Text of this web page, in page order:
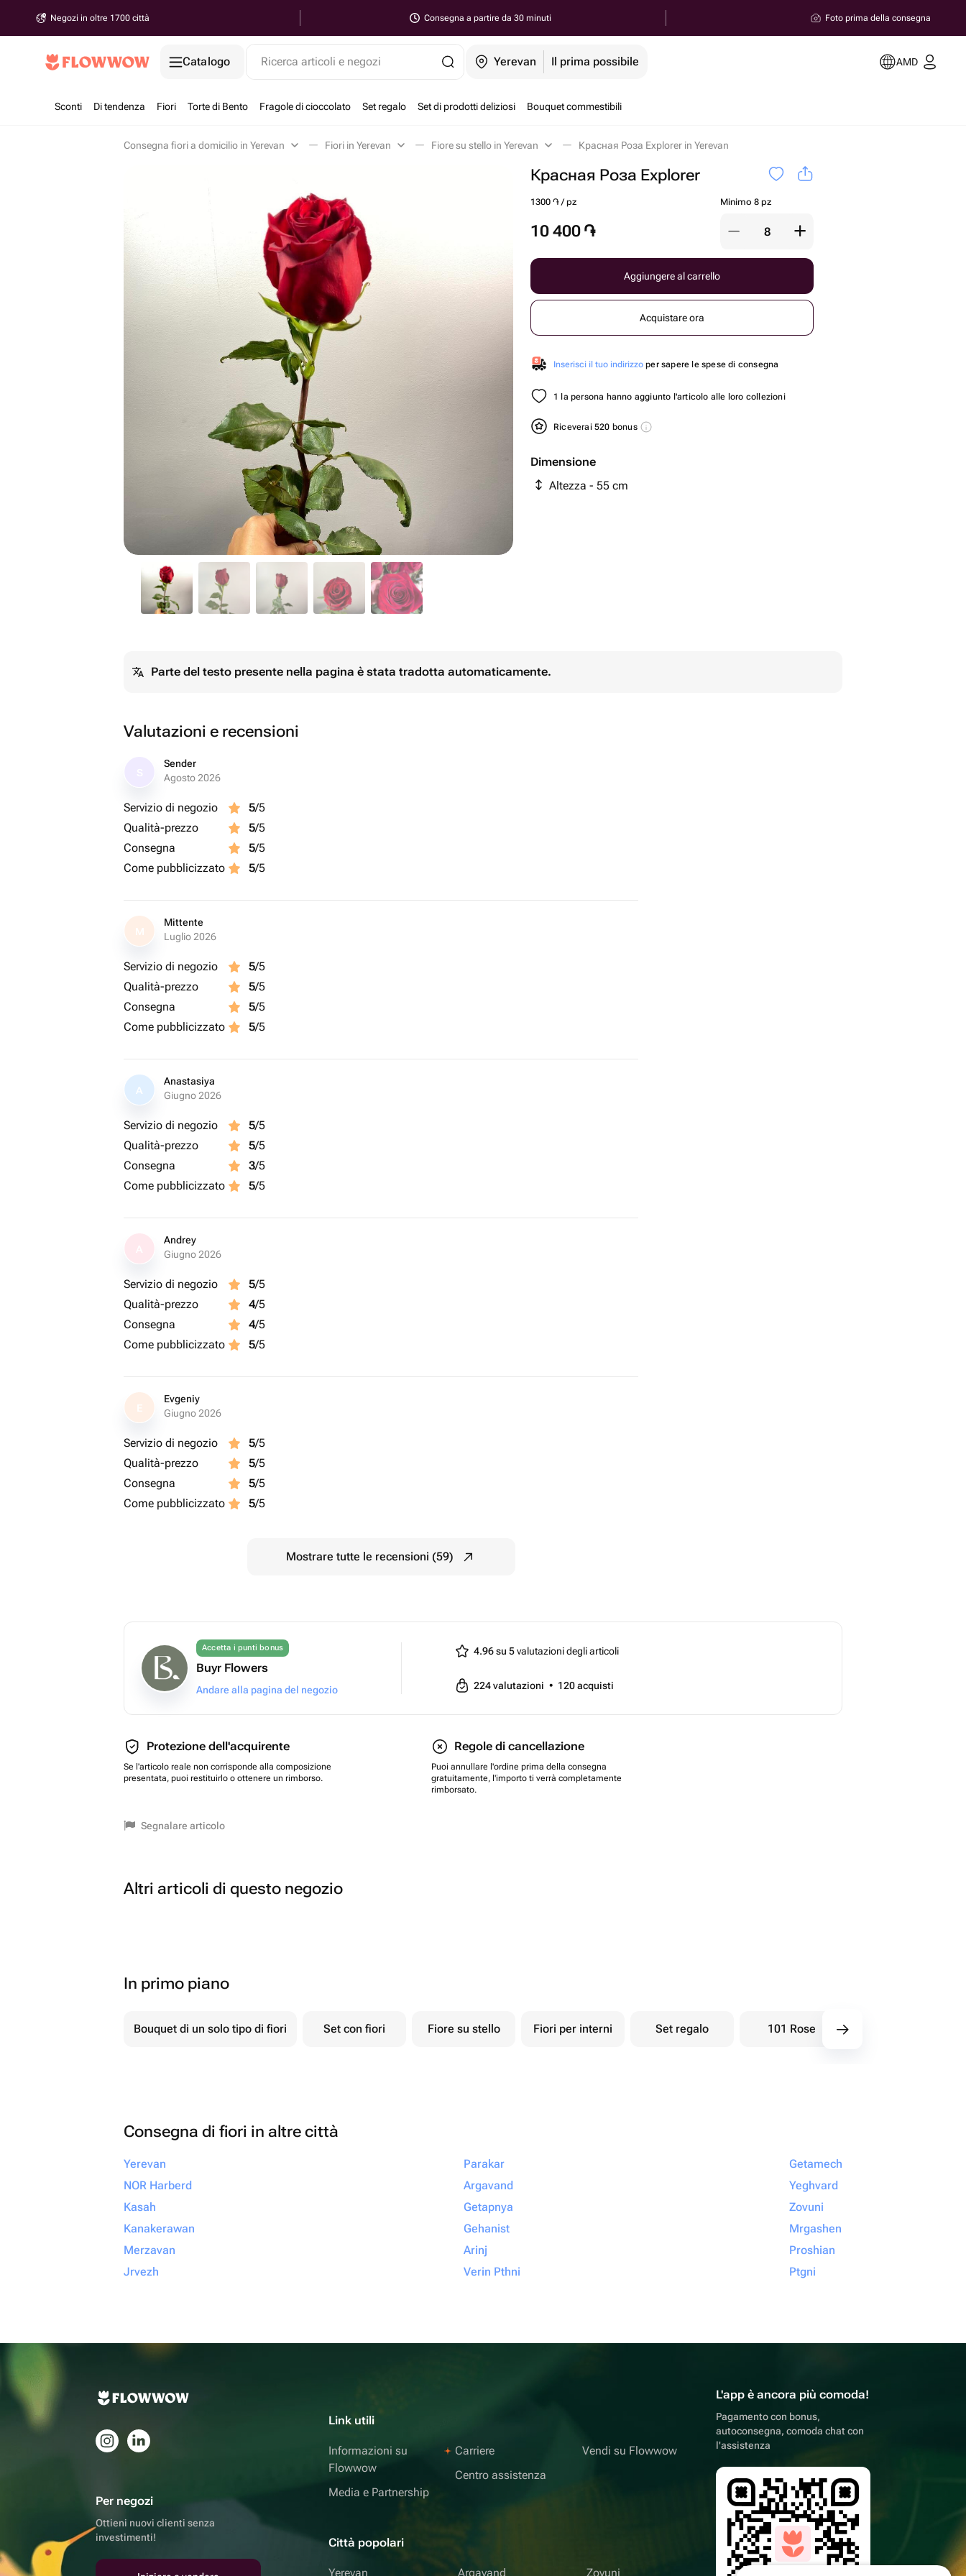
Negozi in oltre 1700 città Consegna a partire da 30 minuti Foto prima della consegna
Catalogo Ricerca articoli e negozi Yerevan Il prima possibile AMD
Sconti Di tendenza Fiori Torte di Bento Fragole di cioccolato Set regalo Set di prodotti deliziosi Bouquet commestibili
Consegna fiori a domicilio in Yerevan Fiori in Yerevan Fiore su stello in Yerevan Красная Роза Explorer in Yerevan
Красная Роза Explorer
1300 ֏ / pz
10 400 ֏
Minimo 8 pz
Aggiungere al carrello
Acquistare ora
Inserisci il tuo indirizzo per sapere le spese di consegna
1 la persona hanno aggiunto l'articolo alle loro collezioni
Riceverai 520 bonus
Dimensione
Altezza - 55 cm
Parte del testo presente nella pagina è stata tradotta automaticamente.
Valutazioni e recensioni
Sender
Agosto 2026
Servizio di negozio 5/5
Qualità-prezzo
5/5
Consegna
5/5
Come pubblicizzato
5/5
M
Mittente
Luglio 2026
Servizio di negozio 5/5
Qualità-prezzo
5/5
Consegna
5/5
Come pubblicizzato
5/5
A
Anastasiya
Giugno 2026
Servizio di negozio 5/5
Qualità-prezzo
5/5
Consegna
3/5
Come pubblicizzato
5/5
Andrey
Giugno 2026
Servizio di negozio 5/5
Qualità-prezzo
4/5
Consegna
4/5
Come pubblicizzato
5/5
E
Evgeniy
Giugno 2026
Servizio di negozio 5/5
Qualità-prezzo
5/5
Consegna
5/5
Come pubblicizzato
5/5
Mostrare tutte le recensioni (59)
Accetta i punti bonus
Buyr Flowers
Andare alla pagina del negozio
4.96 su 5valutazioni degli articoli
224valutazioni • 120acquisti
Protezione dell'acquirente
Se l'articolo reale non corrisponde alla composizione
presentata, puoi restituirlo o ottenere un rimborso.
Regole di cancellazione
Puoi annullare l'ordine prima della consegna
gratuitamente, l'importo ti verrà completamente
rimborsato.
Segnalare articolo
Altri articoli di questo negozio
In primo piano
Bouquet di un solo tipo di fiori Set con fiori Fiore su stello Fiori per interni Set regalo 101 Rose
Consegna di fiori in altre città
Yerevan
NOR Harberd
Kasah
Kanakerawan
Merzavan
Jrvezh
Parakar
Argavand
Getapnya
Gehanist
Arinj
Verin Pthni
Getamech
Yeghvard
Zovuni
Mrgashen
Proshian
Ptgni
Per negozi
Ottieni nuovi clienti senza
investimenti!
Link utili
Informazioni su
Flowwow
Media e Partnership
Carriere
Centro assistenza
Vendi su Flowwow
Città popolari
Yerevan Argavand Zovuni
L'app è ancora più comoda!
Pagamento con bonus,
autoconsegna, comoda chat con
l'assistenza